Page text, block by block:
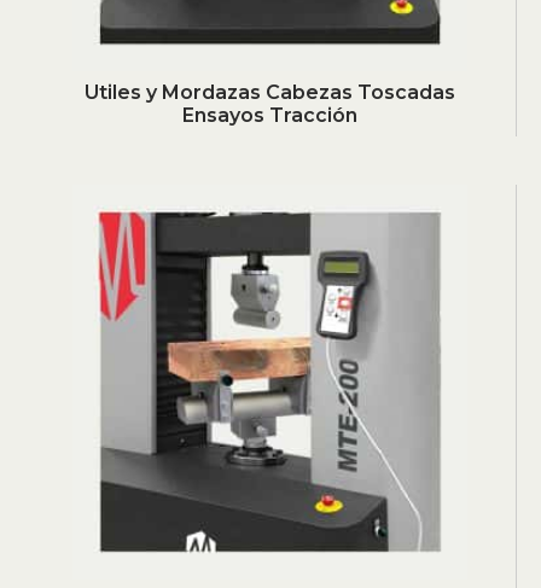
Utiles y Mordazas Cabezas Toscadas
Ensayos Tracción